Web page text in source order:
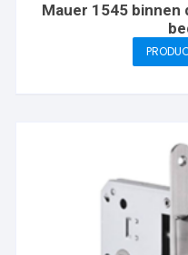
Mauer 1545